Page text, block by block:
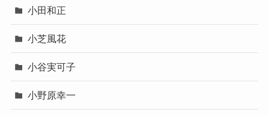
小田和正
小芝風花
小谷実可子
小野原幸一